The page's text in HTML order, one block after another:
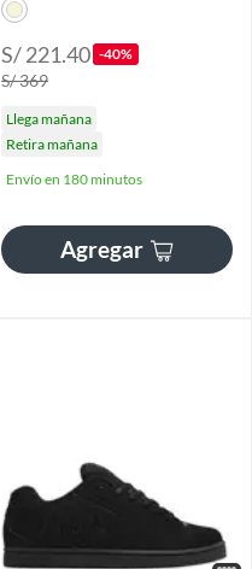
S/ 221.40 -40%
S/ 369
Llega mañana
Retira mañana
Envío en 180 minutos
Agregar